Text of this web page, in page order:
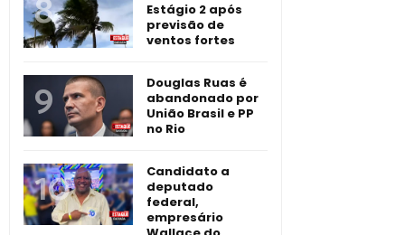
Estágio 2 após
previsão de
ventos fortes
Douglas Ruas é
abandonado por
União Brasil e PP
no Rio
Candidato a
deputado
federal,
empresário